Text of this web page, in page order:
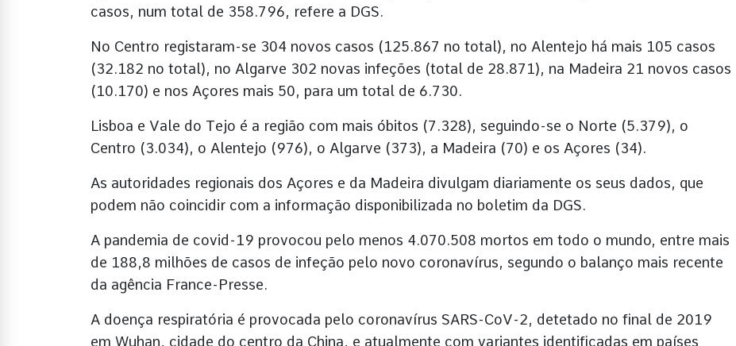
casos, num total de 358.796, refere a DGS.
No Centro registaram-se 304 novos casos (125.867 no total), no Alentejo há mais 105 casos
(32.182 no total), no Algarve 302 novas infeções (total de 28.871), na Madeira 21 novos casos
(10.170) e nos Açores mais 50, para um total de 6.730.
Lisboa e Vale do Tejo é a região com mais óbitos (7.328), seguindo-se o Norte (5.379), o
Centro (3.034), o Alentejo (976), o Algarve (373), a Madeira (70) e os Açores (34).
As autoridades regionais dos Açores e da Madeira divulgam diariamente os seus dados, que
podem não coincidir com a informação disponibilizada no boletim da DGS.
A pandemia de covid-19 provocou pelo menos 4.070.508 mortos em todo o mundo, entre mais
de 188,8 milhões de casos de infeção pelo novo coronavírus, segundo o balanço mais recente
da agência France-Presse.
A doença respiratória é provocada pelo coronavírus SARS-CoV-2, detetado no final de 2019
em Wuhan, cidade do centro da China, e atualmente com variantes identificadas em países